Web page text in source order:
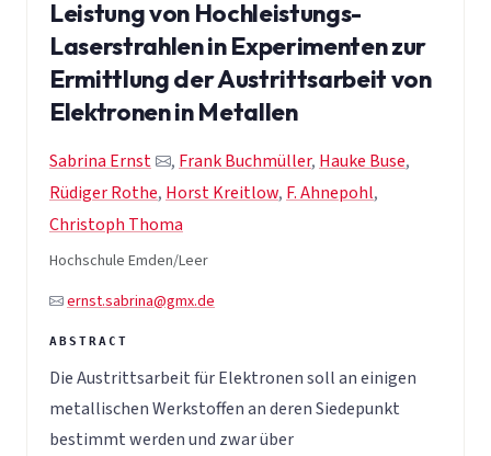
Leistung von Hochleistungs-
Laserstrahlen in Experimenten zur
Ermittlung der Austrittsarbeit von
Elektronen in Metallen
Sabrina Ernst , Frank Buchmüller, Hauke Buse,
Rüdiger Rothe, Horst Kreitlow, F. Ahnepohl,
Christoph Thoma
Hochschule Emden/Leer
ernst.sabrina@gmx.de
Die Austrittsarbeit für Elektronen soll an einigen
metallischen Werkstoffen an deren Siedepunkt
bestimmt werden und zwar über